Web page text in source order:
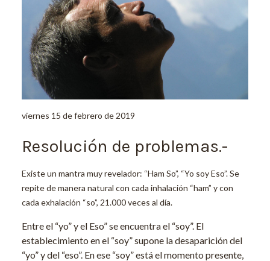
viernes 15 de febrero de 2019
Resolución de problemas.-
Existe un mantra muy revelador: “Ham So”, “Yo soy Eso”. Se
repite de manera natural con cada inhalación “ham” y con
cada exhalación “so”, 21.000 veces al día.
Entre el “yo” y el Eso” se encuentra el “soy”. El
establecimiento en el “soy” supone la desaparición del
“yo” y del “eso”. En ese “soy” está el momento presente,